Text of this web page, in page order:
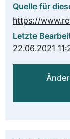
Quelle für
Letzte
22.06.2021